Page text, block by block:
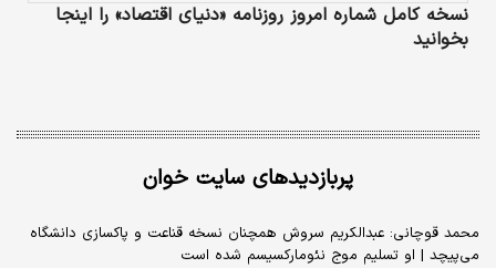
نسخه کامل شماره امروز روزنامه «دنیای‌ اقتصاد» را اینجا
بخوانید
پربازدیدهای سایت خوان
محمد قوچانی: عبدالکریم سروش همچنان نسخه قناعت و پاکسازی دانشگاه
می‌پیچد | او تسلیم موج نئومارکسیسم شده است